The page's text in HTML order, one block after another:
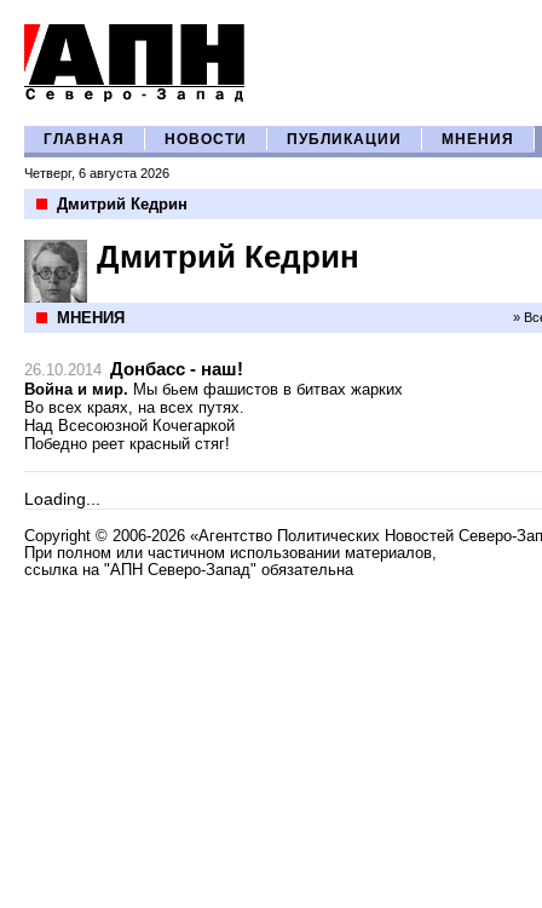
ГЛАВНАЯ НОВОСТИ ПУБЛИКАЦИИ МНЕНИЯ
Четверг, 6 августа 2026
Дмитрий Кедрин
Дмитрий Кедрин
МНЕНИЯ »
26.10.2014 Донбасс - наш!
Война и мир. Мы бьем фашистов в битвах жарких
Во всех краях, на всех путях.
Над Всесоюзной Кочегаркой
Победно реет красный стяг!
Loading...
Copyright © 2006-2026 «Агентство Политических Новостей Северо-
При полном или частичном использовании материалов,
ссылка на "АПН Северо-Запад" обязательна